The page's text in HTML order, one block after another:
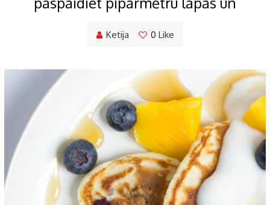
Ketija 0 Like